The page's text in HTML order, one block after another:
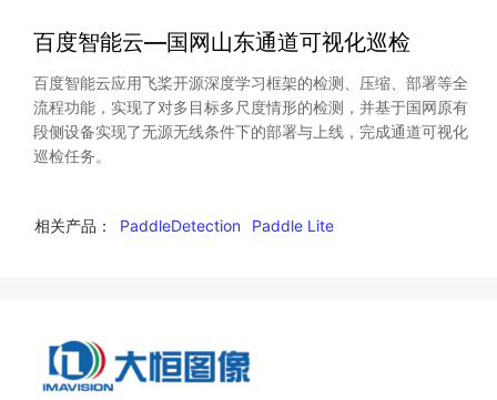
百度智能云—国网山东通道可视化巡检
百度智能云应用飞桨开源深度学习框架的检测、压缩、部署等全
流程功能，实现了对多目标多尺度情形的检测，并基于国网原有
段侧设备实现了无源无线条件下的部署与上线，完成通道可视化
巡检任务。
相关产品： PaddleDetection Paddle Lite